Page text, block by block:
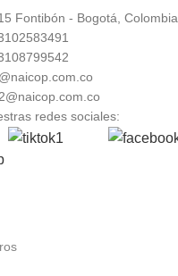
Fontibón - Bogotá, Colombia.
redes sociales: